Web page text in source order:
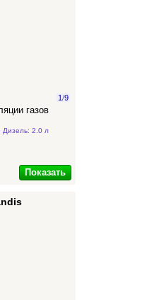
1/9
газов
Дизель: 2.0 л
Показать